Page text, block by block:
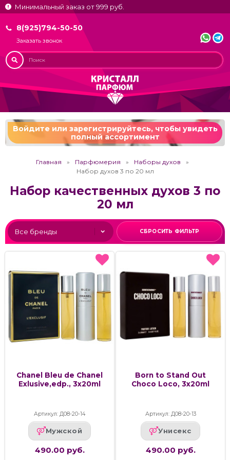
Минимальный заказ от 999 руб.
8(925)794-50-50
Заказать звонок
Войдите или зарегистрируйтесь,чтобы увидеть
полный ассортимент
Главная Парфюмерия
Наборы духов
Набор духов 3 по 20 мл
Набор качественных духов 3 по
20 мл
СБРОСИТЬ ФИЛЬТР
Chanel Bleu de Chanel
Exlusive,edp., 3x20ml
Артикул: Д08-20-14
Мужской
490.00 руб.
Born to Stand Out
Choco Loco, 3x20ml
Артикул: Д08-20-13
Унисекс
490.00 руб.